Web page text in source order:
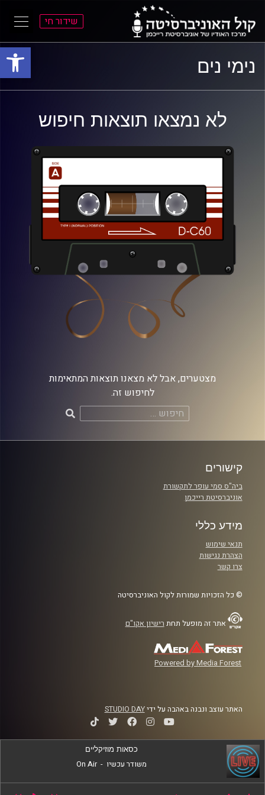
פתח
התפריט
הראשי
התוכן
הראשי
שידור חי
נימי נים
לא נמצאו תוצאות חיפוש
מצטערים, אבל לא מצאנו תוצאות המתאימות
לחיפוש זה.
חיפוש:
קישורים
ביה"ס סמי עופר לתקשורת
אוניברסיטת רייכמן
מידע כללי
תנאי שימוש
הצהרת נגישות
צרו קשר
© כל הזכויות שמורות לקול האוניברסיטה
אתר זה מופעל תחת רישיון אקו"ם
Powered by Media Forest
האתר עוצב ונבנה באהבה על ידיSTUDIO DAY
כסאות מוזיקליים
משודר עכשיו -
On Air